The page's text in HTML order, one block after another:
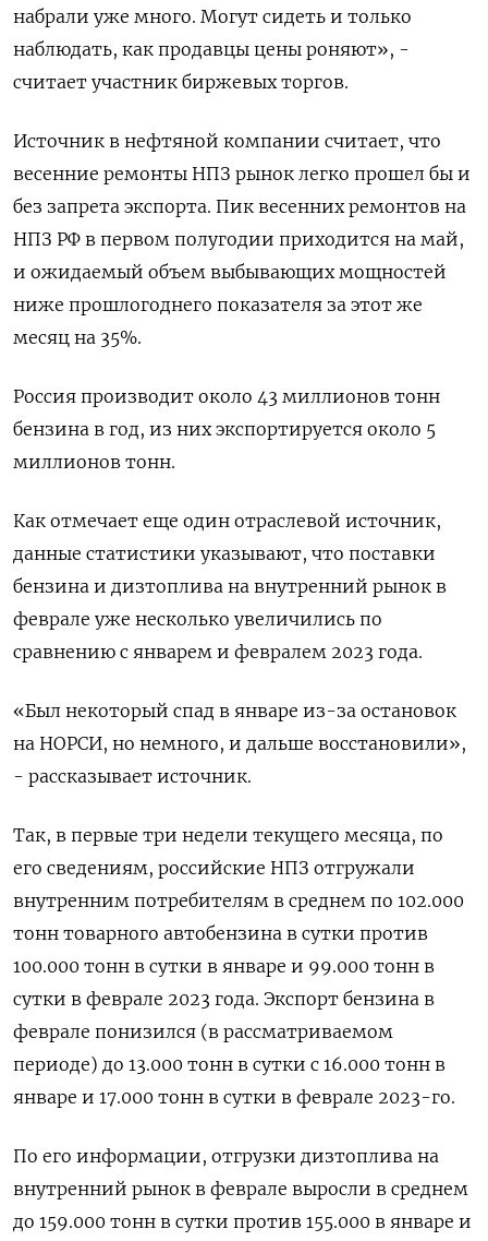
набрали уже много. Могут сидеть и только
наблюдать, как продавцы цены роняют», -
считает участник биржевых торгов.
Источник в нефтяной компании считает, что
весенние ремонты НПЗ рынок легко прошел бы и
без запрета экспорта. Пик весенних ремонтов на
НПЗ РФ в первом полугодии приходится на май,
и ожидаемый объем выбывающих мощностей
ниже прошлогоднего показателя за этот же
месяц на 35%.
Россия производит около 43 миллионов тонн
бензина в год, из них экспортируется около 5
миллионов тонн.
Как отмечает еще один отраслевой источник,
данные статистики указывают, что поставки
бензина и дизтоплива на внутренний рынок в
феврале уже несколько увеличились по
сравнению с январем и февралем 2023 года.
«Был некоторый спад в январе из-за остановок
на НОРСИ, но немного, и дальше восстановили»,
- рассказывает источник.
Так, в первые три недели текущего месяца, по
его сведениям, российские НПЗ отгружали
внутренним потребителям в среднем по 102.000
тонн товарного автобензина в сутки против
100.000 тонн в сутки в январе и 99.000 тонн в
сутки в феврале 2023 года. Экспорт бензина в
феврале понизился (в рассматриваемом
периоде) до 13.000 тонн в сутки с 16.000 тонн в
январе и 17.000 тонн в сутки в феврале 2023-го.
По его информации, отгрузки дизтоплива на
внутренний рынок в феврале выросли в среднем
до 159.000 тонн в сутки против 155.000 в январе и